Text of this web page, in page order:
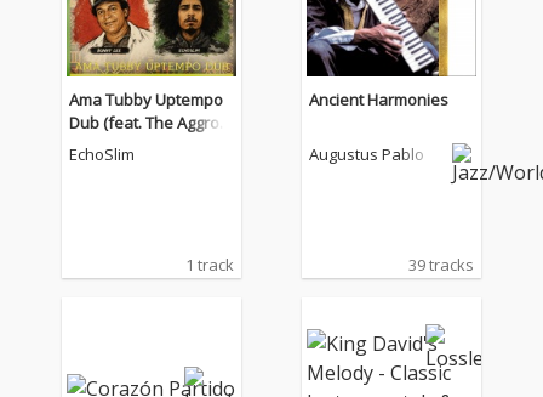
Ama Tubby Uptempo
Dub (feat. The Aggrov
ators)
EchoSlim
1 track
Ancient Harmonies
Augustus Pablo
39 tracks